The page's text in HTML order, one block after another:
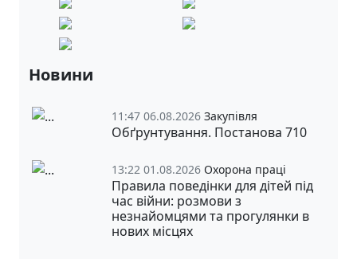
Новини
11:47 06.08.2026 Закупівля
Обґрунтування. Постанова 710
13:22 01.08.2026 Охорона праці
Правила поведінки для дітей під
час війни: розмови з
незнайомцями та прогулянки в
нових місцях